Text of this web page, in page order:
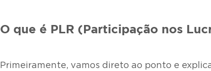
O que é PLR (Participação nos
Primeiramente, vamos direto ao ponto e